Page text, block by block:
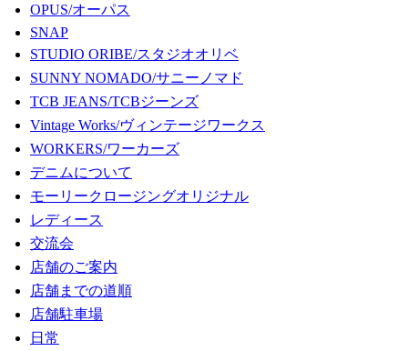
OPUS/オーパス
SNAP
STUDIO ORIBE/スタジオオリベ
SUNNY NOMADO/サニーノマド
TCB JEANS/TCBジーンズ
Vintage Works/ヴィンテージワークス
WORKERS/ワーカーズ
デニムについて
モーリークロージングオリジナル
レディース
交流会
店舗のご案内
店舗までの道順
店舗駐車場
日常